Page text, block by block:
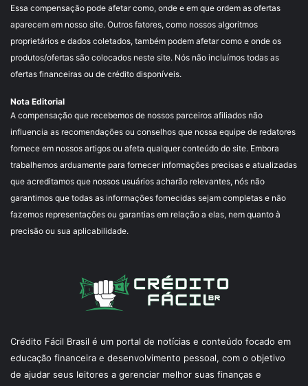
Essa compensação pode afetar como, onde e em que ordem as ofertas
aparecem em nosso site. Outros fatores, como nossos algoritmos
proprietários e dados coletados, também podem afetar como e onde os
produtos/ofertas são colocados neste site. Nós não incluímos todas as
ofertas financeiras ou de crédito disponíveis.
Nota Editorial
A compensação que recebemos de nossos parceiros afiliados não
influencia as recomendações ou conselhos que nossa equipe de redatores
fornece em nossos artigos ou afeta qualquer conteúdo do site. Embora
trabalhemos arduamente para fornecer informações precisas e atualizadas
que acreditamos que nossos usuários acharão relevantes, nós não
garantimos que todas as informações fornecidas sejam completas e não
fazemos representações ou garantias em relação a elas, nem quanto à
precisão ou sua aplicabilidade.
Crédito Fácil Brasil é um portal de notícias e conteúdo focado em
educação financeira e desenvolvimento pessoal, com o objetivo
de ajudar seus leitores a gerenciar melhor suas finanças e